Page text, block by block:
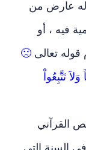
له عارض من
فيه ، أو
🙁
تَتَّبِعُواْ
القرآني
في السنة التي